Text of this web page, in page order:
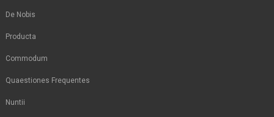
De Nobis
Producta
Commodum
Quaestiones Frequentes
Nuntii